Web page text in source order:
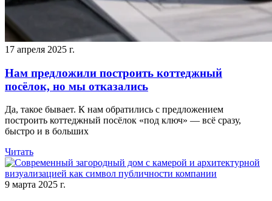
17 апреля 2025 г.
Нам предложили построить коттеджный
посёлок, но мы отказались
Да, такое бывает. К нам обратились с предложением
построить коттеджный посёлок «под ключ» — всё сразу,
быстро и в больших
Читать
9 марта 2025 г.